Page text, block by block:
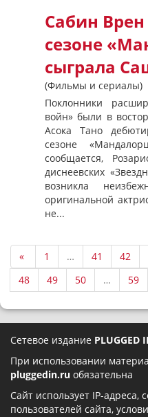
Сабин Врен
сезоне
сыграла
(Фильмы и сериалы)
Поклонники
войн» были в
Асока Тано
сезоне
сообщается,
диснеевских
возникла
оригинальной
не...
« 1 … 41 42
48
49 50 … 59
Сетевое издание PLUGGED
При использовании
pluggedin.ru обязательна
Сайт использует IP-адреса,
пользователей сайта,